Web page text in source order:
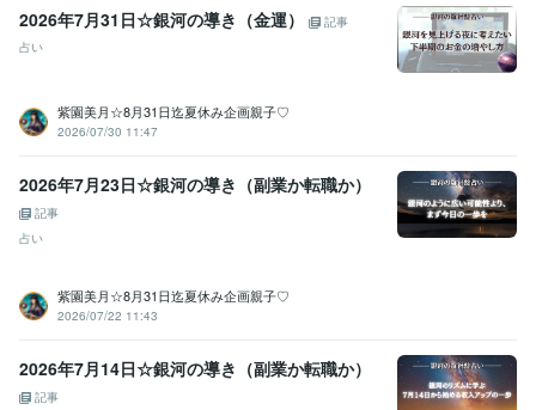
2026年7月31日☆銀河の導き（金運）
記事
占い
紫園美月☆8月31日迄夏休み企画親子♡
2026/07/30 11:47
2026年7月23日☆銀河の導き（副業か転職か）
記事
占い
紫園美月☆8月31日迄夏休み企画親子♡
2026/07/22 11:43
2026年7月14日☆銀河の導き（副業か転職か）
記事